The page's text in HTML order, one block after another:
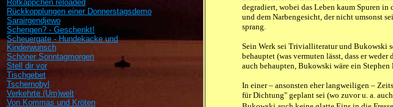
Rotkäppchen reloaded
Rückkopplungen einer Donnerstagsdemo
Sarairgendjewo
Schengen? - Geschenkt!
Scheuergate - Hundekacke und
Kinderwunsch
Schöner Sonntagmorgen
Stell dir vor
Tischgebet
Tschernobyl
Verkehrte (Um)welt
Von Kommas und Kröten
degradiert, wobei das Leben kaum Spuren in
und dem Narbengesicht, der nicht umsonst
sprang.
Sein Werk sei Trivialliteratur und Bukowski
behauptet (was vermuten lässt, dass er
auch behaupten, Bukowski wäre ein
In einer – ansonsten eher langweiligen –
für Dichtung" geplant sei (wo zuvor u. a.